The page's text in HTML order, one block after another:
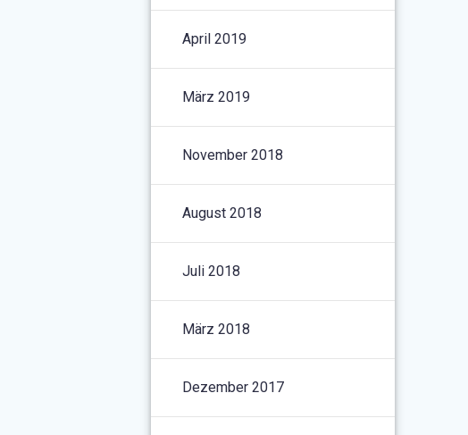
April 2019
März 2019
November 2018
August 2018
Juli 2018
März 2018
Dezember 2017